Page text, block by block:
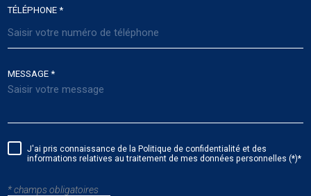
TÉLÉPHONE *
MESSAGE *
J'ai pris connaissance de la Politique de confidentialité et des
informations relatives au traitement de mes données personnelles (*)*
* champs obligatoires